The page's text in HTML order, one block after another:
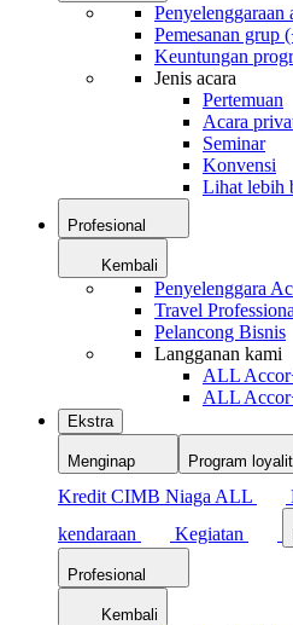
Penyelenggaraan
Pemesanan grup
Keuntungan
Jenis acara
Pertemuan
Acara
Seminar
Konvensi
Lihat lebih
Profesional
Kembali
Penyelenggara
Travel
Pelancong Bisnis
Langganan kami
ALL
ALL
Ekstra
Menginap Program
Kredit CIMB Niaga ALL
kendaraan
Kegiatan
Profesional
Kembali